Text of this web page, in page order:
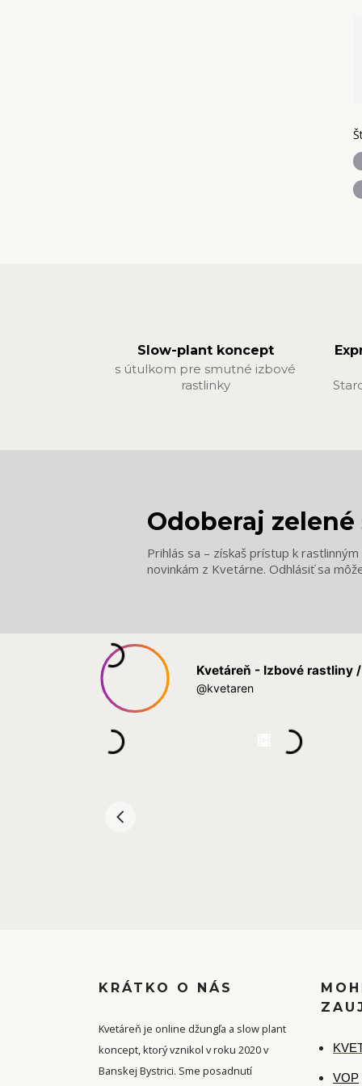
Slow-plant koncept
s útulkom pre smutné izbové
rastlinky
Odoberaj zelené
Prihlás sa – získaš prístup k
novinkám z Kvetárne. Odhlásiť sa
KRÁTKO O NÁS
Kvetáreň je online džungľa a slow plant
koncept, ktorý vznikol v roku 2020 v
Banskej Bystrici. Sme posadnutí
K
VOP